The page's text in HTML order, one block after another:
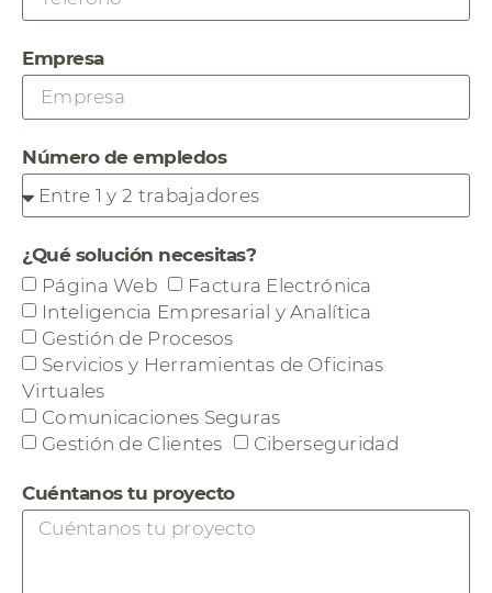
Empresa
Número de empledos
¿Qué solución necesitas?
Página Web
Factura Electrónica
Inteligencia Empresarial y Analítica
Gestión de Procesos
Servicios y Herramientas de Oficinas
Virtuales
Comunicaciones Seguras
Gestión de Clientes
Ciberseguridad
Cuéntanos tu proyecto